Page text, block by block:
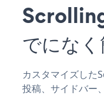
でにな
カスタマイズし
投稿、サイドバー